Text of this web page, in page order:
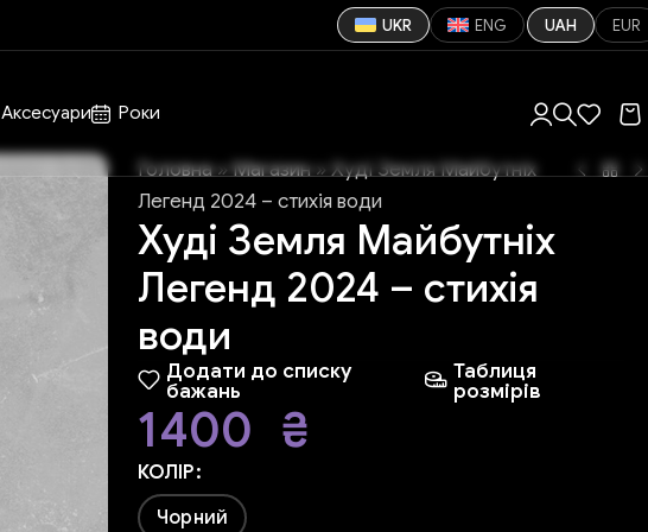
UKR ENG UAH EUR
Аксесуари Роки
Головна» Магазин»Худі Земля Майбутніх
Легенд 2024 – стихія води
Худі Земля Майбутніх
Легенд 2024 – стихія
води
Додати до списку
бажань
Таблиця
розмірів
1400 ₴
КОЛІР
Чорний